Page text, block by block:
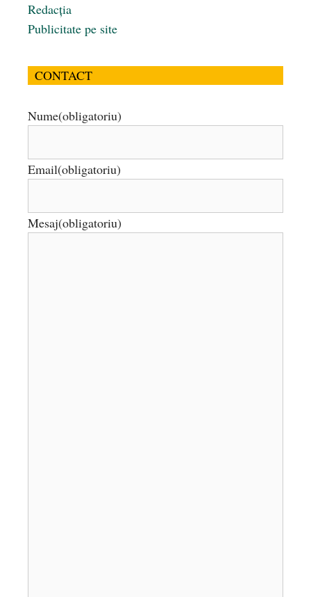
Redacția
Publicitate pe site
CONTACT
Nume(obligatoriu)
Email(obligatoriu)
Mesaj(obligatoriu)